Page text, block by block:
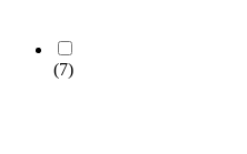
(7)